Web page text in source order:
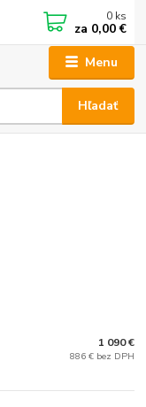
Menu
Hľadať
0 ks
za 0,00 €
1 090 €
886 € bez DPH